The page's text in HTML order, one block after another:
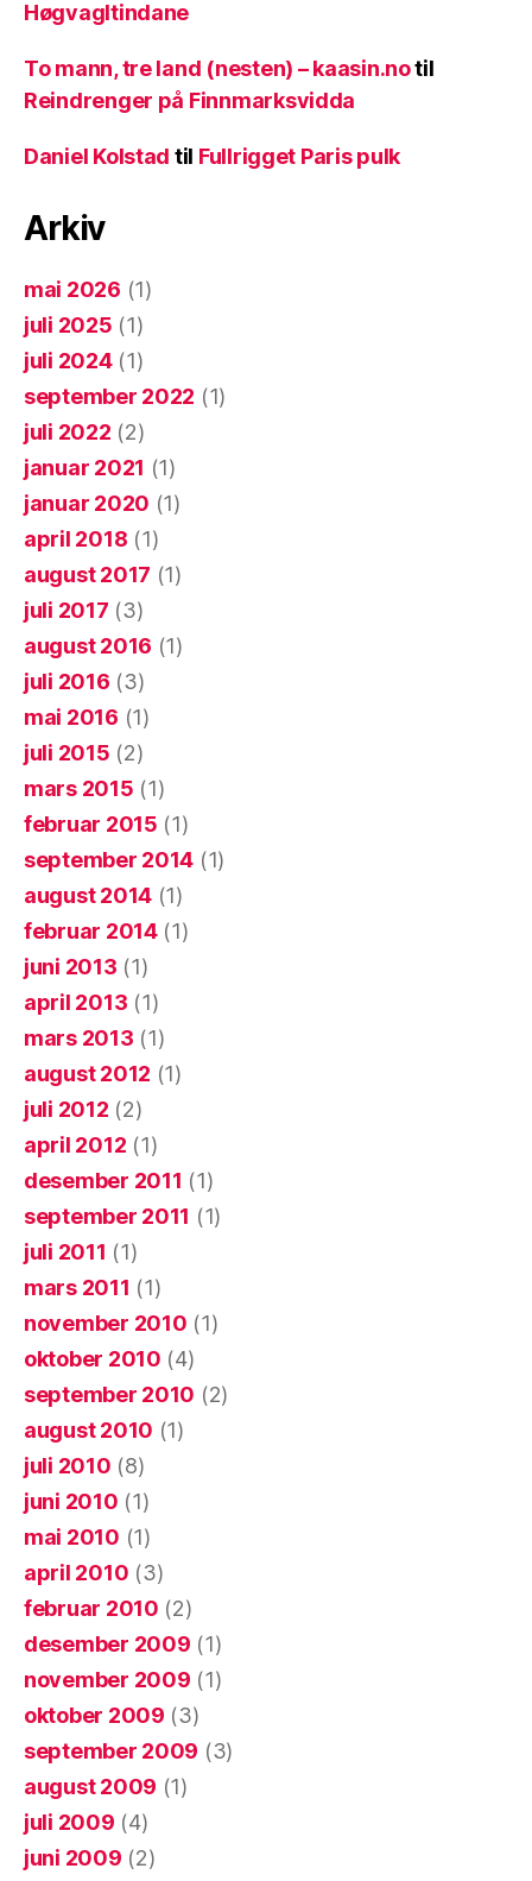
Høgvagltindane
To mann, tre land (nesten) – kaasin.notil
Reindrenger på Finnmarksvidda
Daniel Kolstad til Fullrigget Paris pulk
Arkiv
mai 2026 (1)
juli 2025 (1)
juli 2024(1)
september 2022 (1)
juli 2022 (2)
januar 2021 (1)
januar 2020 (1)
april 2018 (1)
august 2017 (1)
juli 2017 (3)
august 2016 (1)
juli 2016 (3)
mai 2016 (1)
juli 2015 (2)
mars 2015 (1)
februar 2015 (1)
september 2014 (1)
august 2014 (1)
februar 2014(1)
juni 2013 (1)
april 2013 (1)
mars 2013 (1)
august 2012 (1)
juli 2012 (2)
april 2012 (1)
desember 2011 (1)
september 2011 (1)
juli 2011 (1)
mars 2011 (1)
november 2010 (1)
oktober 2010 (4)
september 2010 (2)
august 2010 (1)
juli 2010 (8)
juni 2010 (1)
mai 2010 (1)
april 2010 (3)
februar 2010 (2)
desember 2009 (1)
november 2009 (1)
oktober 2009 (3)
september 2009 (3)
august 2009 (1)
juli 2009 (4)
juni 2009 (2)